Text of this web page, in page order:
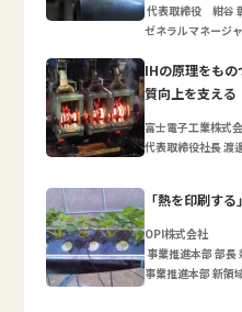
代表取締役 紺谷
ゼネラルマネージ
IHの原理をも
質向上を支える
富士電子工業株式
代表取締役社長 渡
「熱を印刷す
OPI株式会社
事業推進本部 部
事業推進本部 新